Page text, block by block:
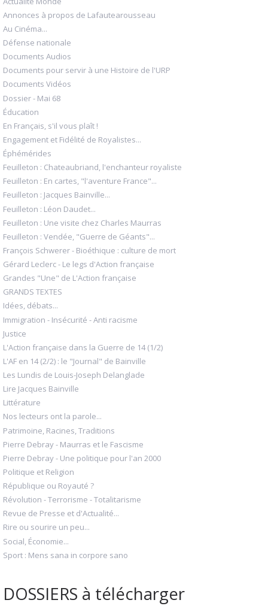
Annonces à propos de Lafautearousseau
Au Cinéma...
Défense nationale
Documents Audios
Documents pour servir à une Histoire de l'URP
Documents Vidéos
Dossier - Mai 68
Éducation
En Français, s'il vous plaît !
Engagement et Fidélité de Royalistes...
Éphémérides
Feuilleton : Chateaubriand, l'enchanteur royaliste
Feuilleton : En cartes, "l'aventure France"...
Feuilleton : Jacques Bainville...
Feuilleton : Léon Daudet...
Feuilleton : Une visite chez Charles Maurras
Feuilleton : Vendée, "Guerre de Géants"...
François Schwerer - Bioéthique : culture de mort
Gérard Leclerc - Le legs d'Action française
Grandes "Une" de L'Action française
GRANDS TEXTES
Idées, débats...
Immigration - Insécurité - Anti racisme
Justice
L'Action française dans la Guerre de 14 (1/2)
L'AF en 14 (2/2) : le "Journal" de Bainville
Les Lundis de Louis-Joseph Delanglade
Lire Jacques Bainville
Littérature
Nos lecteurs ont la parole...
Patrimoine, Racines, Traditions
Pierre Debray - Maurras et le Fascisme
Pierre Debray - Une politique pour l'an 2000
Politique et Religion
République ou Royauté ?
Révolution - Terrorisme - Totalitarisme
Revue de Presse et d'Actualité...
Rire ou sourire un peu...
Social, Économie...
Sport : Mens sana in corpore sano
DOSSIERS à télécharger